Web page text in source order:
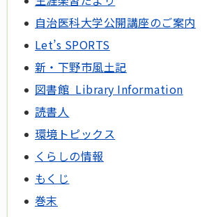
自治医科大学公開講座のご案内
Let’s SPORTS
新・下野市風土記
図書館 Library Information
読書人
環境トピックス
くらしの情報
もくじ
巻末